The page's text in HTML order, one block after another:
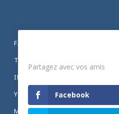
FACEBOOK
TWITTER
INSTAGRAM
YOUTUBE
MENTIONS LÉGALES ET
Partagez avec vos amis
Facebook